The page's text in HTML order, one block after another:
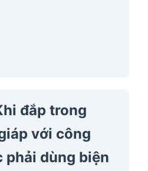
đắp trong
với công
phải dùng biện